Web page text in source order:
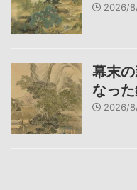
2026/
幕末
なっ
2026/